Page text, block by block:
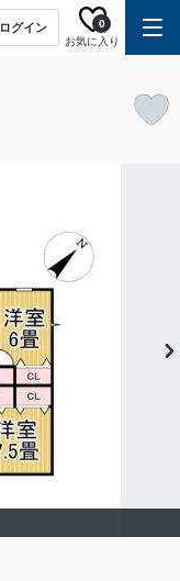
ログイン
お気に入り
0